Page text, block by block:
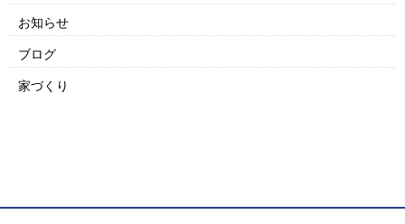
お知らせ
ブログ
家づくり